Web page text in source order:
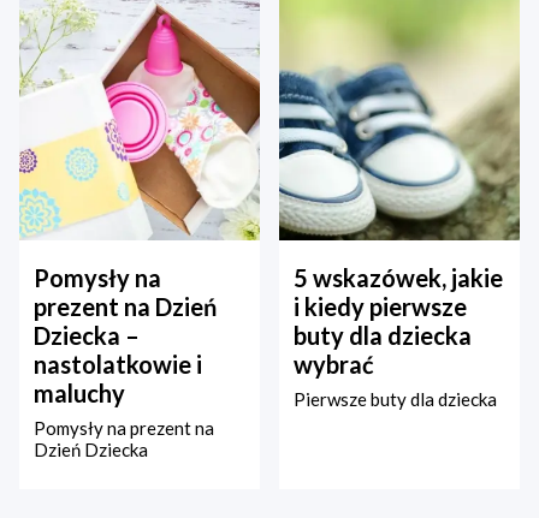
Pomysły na
prezent na Dzień
Dziecka –
nastolatkowie i
maluchy
Pomysły na prezent na
Dzień Dziecka
5 wskazówek, jakie
i kiedy pierwsze
buty dla dziecka
wybrać
Pierwsze buty dla dziecka